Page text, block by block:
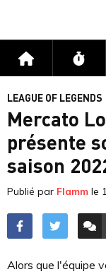
Accueil Flux
LEAGUE OF LEGENDS
Mercato
présente
saison
Publié par Flamm le
Alors que l'équipe